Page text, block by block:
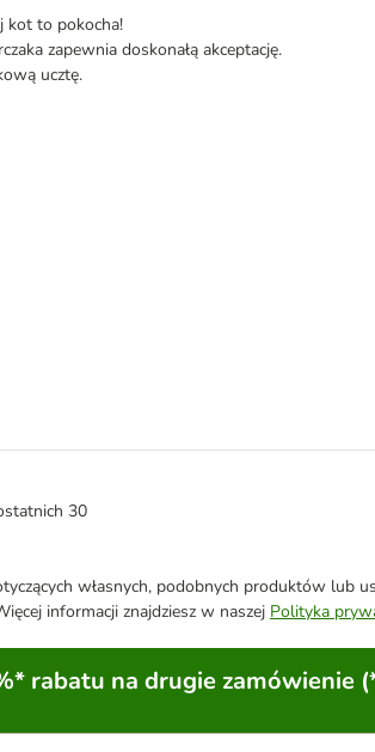
kot to pokocha!
zapewnia doskonałą akceptację.
ucztę.
30
własnych, podobnych produktów lub
informacji znajdziesz w naszej Polityka
rabatu na drugie zamówienie